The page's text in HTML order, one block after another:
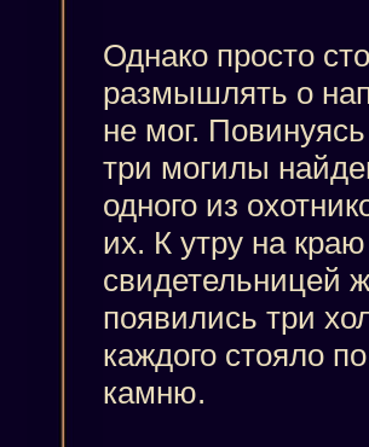
Однако просто
размышлять о
не мог.
три могилы
одного из
их. К утру на
свидетельницей
появились три
каждого стояло
камню.